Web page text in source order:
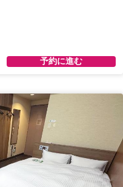
予約に進む